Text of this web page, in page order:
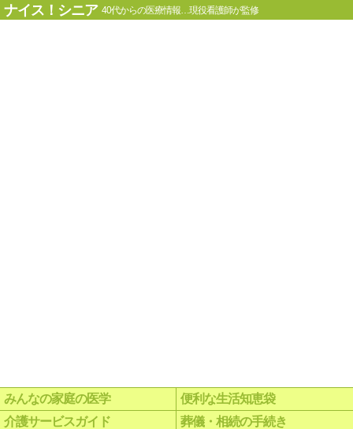
ナイス！シニア 40代からの医療情報…現役看護師が監修
みんなの家庭の医学
便利な生活知恵袋
介護サービスガイド
葬儀・相続の手続き